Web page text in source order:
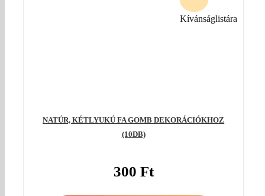
NATÚR, KÉTLYUKÚ FA GOMB DEKORÁCIÓKHOZ
(10DB)
300 Ft
Kívánságlistára